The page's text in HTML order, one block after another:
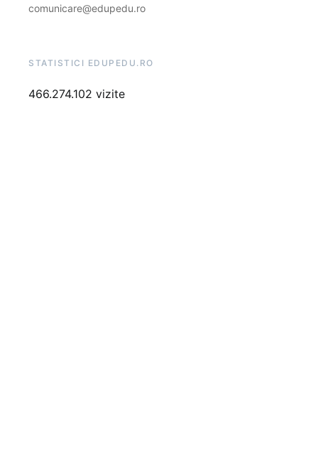
comunicare@edupedu.ro
STATISTICI EDUPEDU.RO
466.274.102 vizite